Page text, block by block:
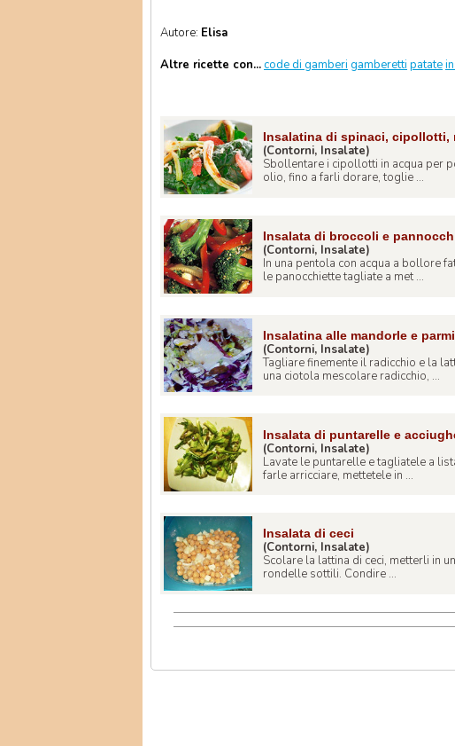
Autore: Elisa
Altre ricette con...code di gamberi gamberetti patate
Insalatina di spinaci, cipollotti,
(Contorni, Insalate)
Sbollentare i cipollotti in acqua per
olio, fino a farli dorare, toglie ...
Insalata di broccoli e
(Contorni, Insalate)
In una pentola con acqua a bollore
le panocchiette tagliate a met ...
Insalatina alle mandorle e
(Contorni, Insalate)
Tagliare finemente il radicchio e la
una ciotola mescolare radicchio, ...
Insalata di puntarelle e
(Contorni, Insalate)
Lavate le puntarelle e tagliatele a
farle arricciare, mettetele in ...
Insalata di ceci
(Contorni, Insalate)
Scolare la lattina di ceci, metterli in
rondelle sottili. Condire ...